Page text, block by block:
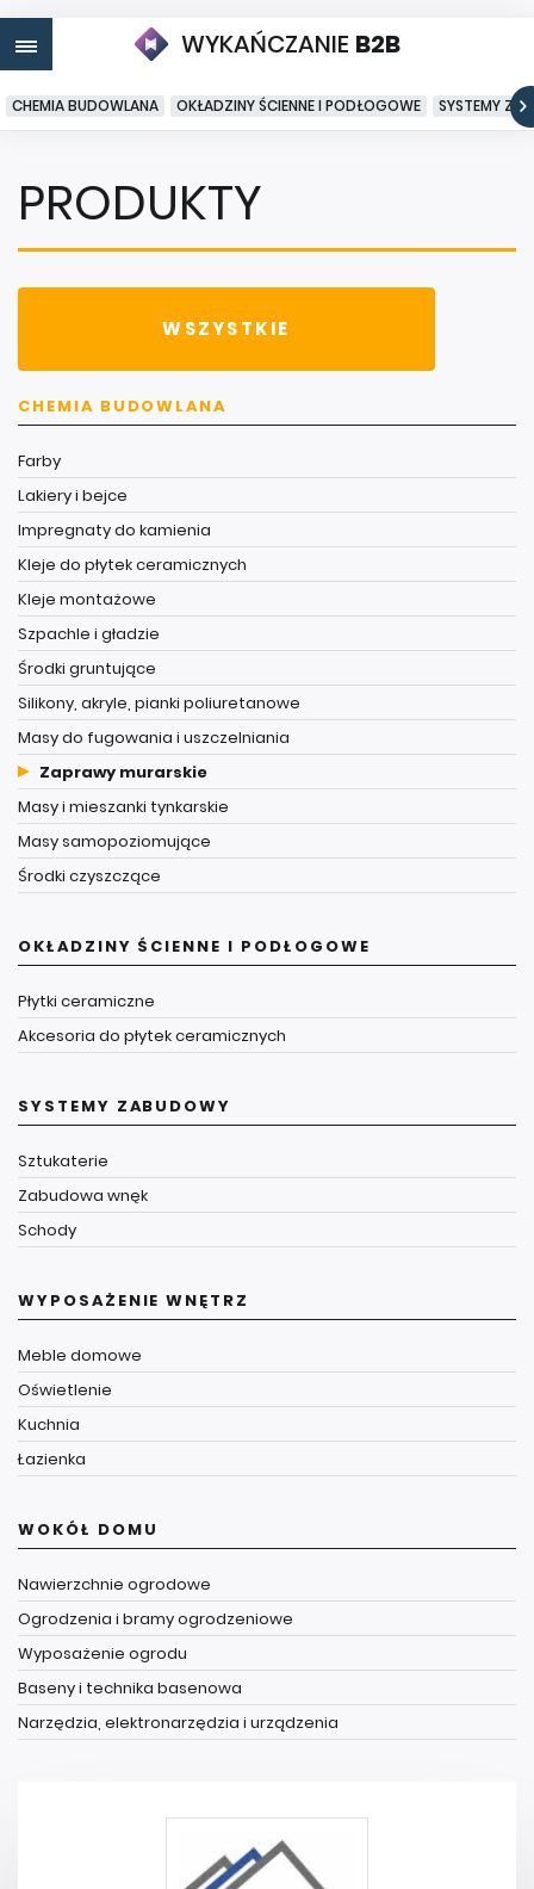
WYKAŃCZANIE B2B
CHEMIA BUDOWLANA OKŁADZINY ŚCIENNE I PODŁOGOWE SYSTEMY
PRODUKTY
WSZYSTKIE
CHEMIA BUDOWLANA
Farby
Lakiery i bejce
Impregnaty do kamienia
Kleje do płytek ceramicznych
Kleje montażowe
Szpachle i gładzie
Środki gruntujące
Silikony, akryle, pianki poliuretanowe
Masy do fugowania i uszczelniania
Zaprawy murarskie
Masy i mieszanki tynkarskie
Masy samopoziomujące
Środki czyszczące
OKŁADZINY ŚCIENNE I PODŁOGOWE
Płytki ceramiczne
Akcesoria do płytek ceramicznych
SYSTEMY ZABUDOWY
Sztukaterie
Zabudowa wnęk
Schody
WYPOSAŻENIE WNĘTRZ
Meble domowe
Oświetlenie
Kuchnia
Łazienka
WOKÓŁ DOMU
Nawierzchnie ogrodowe
Ogrodzenia i bramy ogrodzeniowe
Wyposażenie ogrodu
Baseny i technika basenowa
Narzędzia, elektronarzędzia i urządzenia